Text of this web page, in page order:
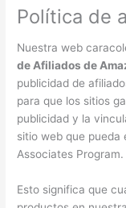
Política de
Nuestra web
de Afiliados de
publicidad de
para que los sitios
publicidad y la
sitio web que pueda
Associates Program.
Esto significa que